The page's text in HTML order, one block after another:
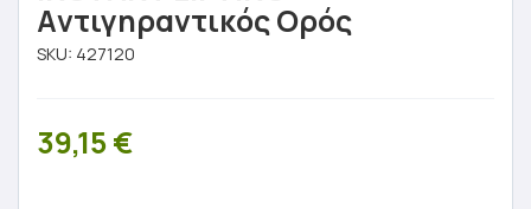
Aντιγηραντικός Ορός
SKU: 427120
39,15€